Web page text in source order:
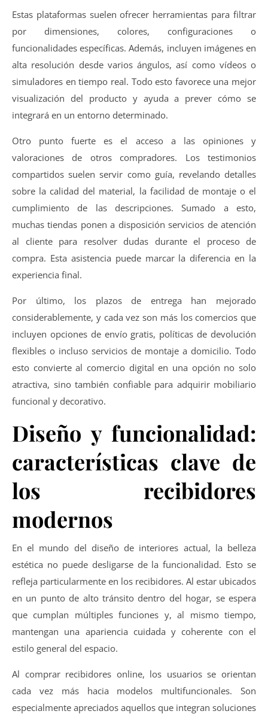
Estas plataformas suelen ofrecer herramientas para filtrar
por dimensiones, colores, configuraciones o
funcionalidades específicas. Además, incluyen imágenes en
alta resolución desde varios ángulos, así como vídeos o
simuladores en tiempo real. Todo esto favorece una mejor
visualización del producto y ayuda a prever cómo se
integrará en un entorno determinado.
Otro punto fuerte es el acceso a las opiniones y
valoraciones de otros compradores. Los testimonios
compartidos suelen servir como guía, revelando detalles
sobre la calidad del material, la facilidad de montaje o el
cumplimiento de las descripciones. Sumado a esto,
muchas tiendas ponen a disposición servicios de atención
al cliente para resolver dudas durante el proceso de
compra. Esta asistencia puede marcar la diferencia en la
experiencia final.
Por último, los plazos de entrega han mejorado
considerablemente, y cada vez son más los comercios que
incluyen opciones de envío gratis, políticas de devolución
flexibles o incluso servicios de montaje a domicilio. Todo
esto convierte al comercio digital en una opción no solo
atractiva, sino también confiable para adquirir mobiliario
funcional y decorativo.
Diseño y funcionalidad:
características clave de
los recibidores
modernos
En el mundo del diseño de interiores actual, la belleza
estética no puede desligarse de la funcionalidad. Esto se
refleja particularmente en los recibidores. Al estar ubicados
en un punto de alto tránsito dentro del hogar, se espera
que cumplan múltiples funciones y, al mismo tiempo,
mantengan una apariencia cuidada y coherente con el
estilo general del espacio.
Al comprar recibidores online, los usuarios se orientan
cada vez más hacia modelos multifuncionales. Son
especialmente apreciados aquellos que integran soluciones